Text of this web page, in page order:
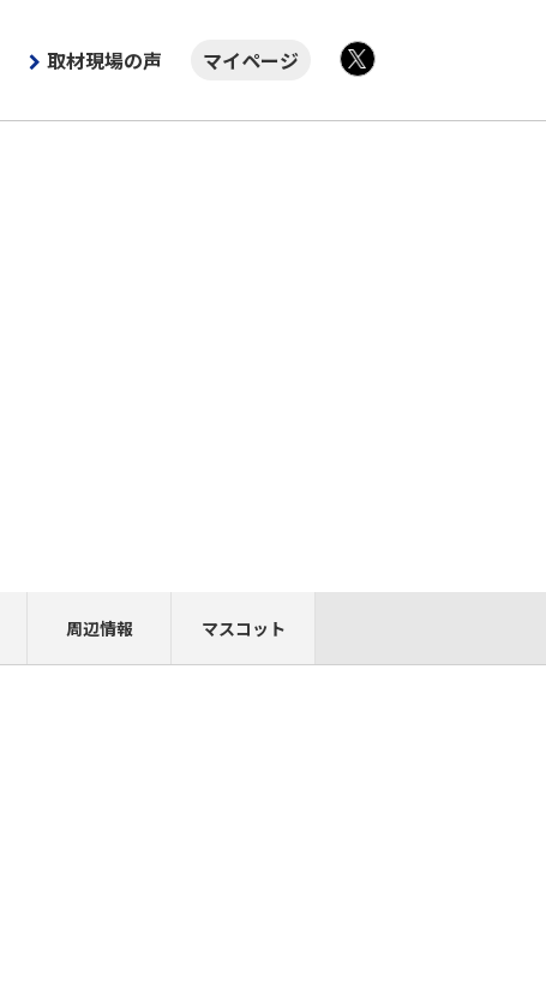
取材現場の声
マイページ
周辺情報 マスコット